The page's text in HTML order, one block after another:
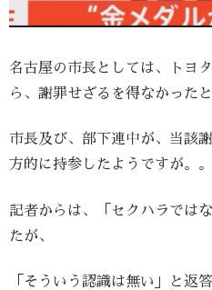
名古屋の市長としては、トヨ
ら、謝罪せざるを得なかった
市長及び、部下連中が、当該
方的に持参したようですが。。
記者からは、「セクハラでは
たが、
「そういう認識は無い」と返